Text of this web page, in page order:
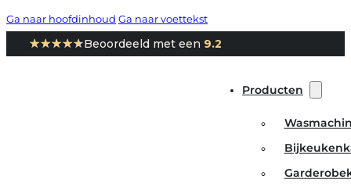
Ga naar hoofdinhoud Ga naar voettekst
★★★★★
★★★★★Beoordeeld met een 9.2
Producten